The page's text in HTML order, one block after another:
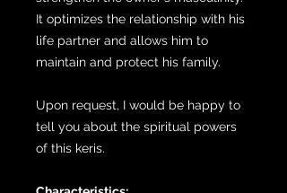
It optimizes the relationship with his
life partner and allows him to
maintain and protect his family.
Upon request, I would be happy to
tell you about the spiritual powers
of this keris.